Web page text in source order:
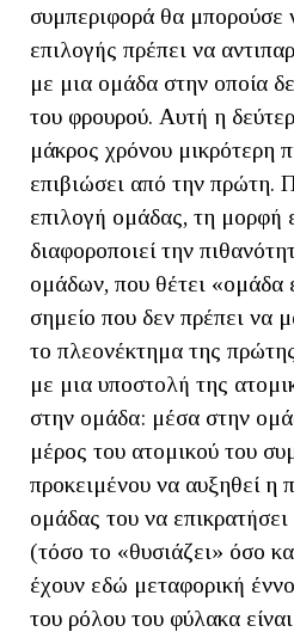
συμπεριφορά θα μπορούσε
επιλογής πρέπει να
με μια ομάδα στην οποία
του φρουρού. Αυτή η
μάκρος χρόνου μικρότερη
επιβιώσει από την πρώτη.
επιλογή ομάδας, τη μορφή
διαφοροποιεί την
ομάδων, που θέτει «ομάδα
σημείο που δεν πρέπει να
το πλεονέκτημα της
με μια υποστολή της
στην ομάδα: μέσα στην
μέρος του ατομικού του
προκειμένου να αυξηθεί η
ομάδας του να
(τόσο το «θυσιάζει» όσο
έχουν εδώ μεταφορική
του ρόλου του φύλακα